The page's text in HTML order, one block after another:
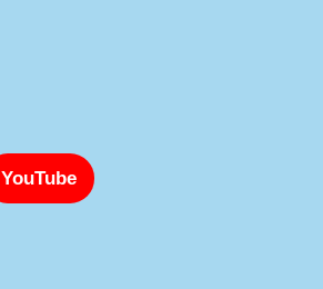
YouTube